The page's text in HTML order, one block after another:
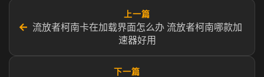
←
上一篇
流放者柯南卡在加载界面怎么办 流放者柯南哪款加
速器好用
下一篇